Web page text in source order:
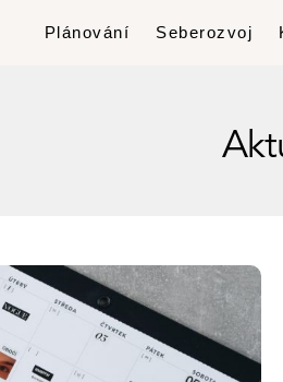
Plánování Seberozvoj